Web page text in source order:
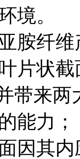
境。
胺纤
状截
带来两
能力；
因其